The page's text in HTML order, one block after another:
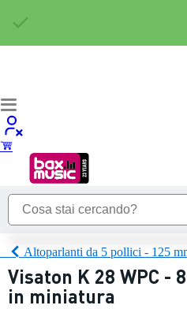
Altoparlanti da 5 pollici - 125
Visaton K 28 WPC -
in miniatura